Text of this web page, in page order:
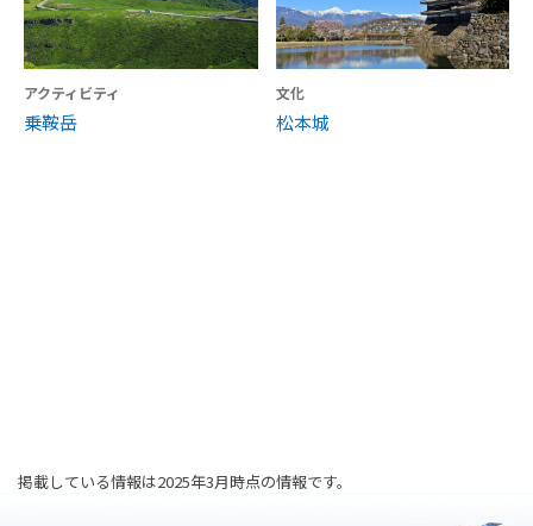
アクティビティ
乗鞍岳
文化
松本城
掲載している情報は2025年3月時点の情報です。